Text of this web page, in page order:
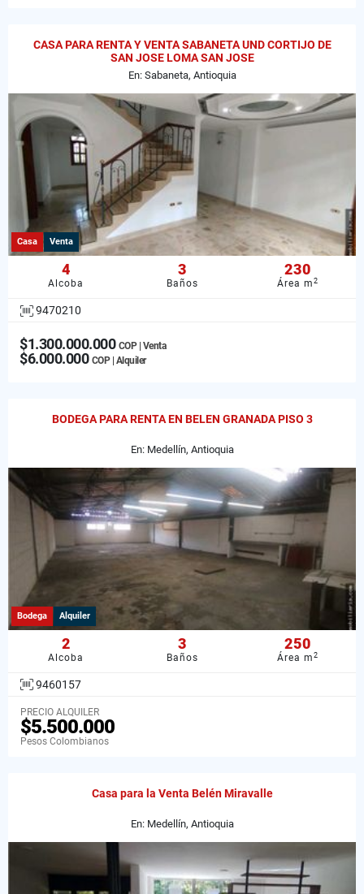
CASA PARA RENTA Y VENTA SABANETA UND CORTIJO DE
SAN JOSE LOMA SAN JOSE
En: Sabaneta, Antioquia
Casa Venta
4
Alcoba
3
Baños
230
Área m2
9470210
$1.300.000.000 COP | Venta
$6.000.000 COP | Alquiler
BODEGA PARA RENTA EN BELEN GRANADA PISO 3
En: Medellín, Antioquia
Bodega Alquiler
2
Alcoba
3
Baños
250
Área m2
9460157
PRECIO ALQUILER
$5.500.000
Pesos Colombianos
Casa para la Venta Belén Miravalle
En: Medellín, Antioquia